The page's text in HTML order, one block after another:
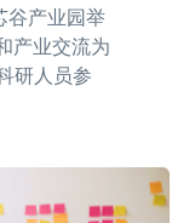
谷产业园举
产业交流为
研人员参